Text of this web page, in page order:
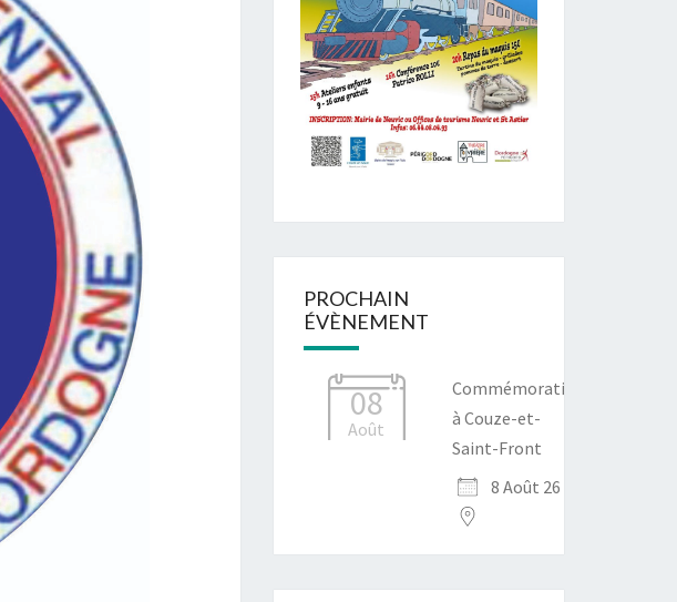
PROCHAIN
ÉVÈNEMENT
08
Août
Commémoration
à Couze-et-
Saint-Front
8 Août 26